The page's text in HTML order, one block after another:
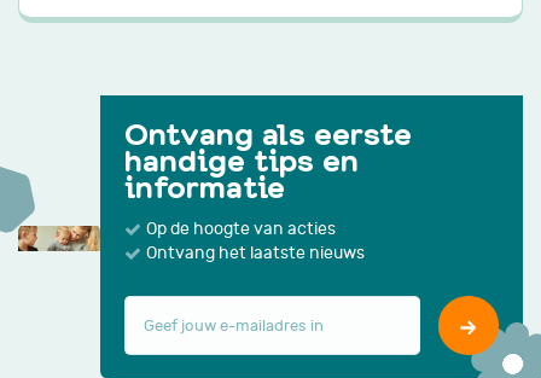
Ontvang als eerste
handige tips en
informatie
Op de hoogte van acties
Ontvang het laatste nieuws